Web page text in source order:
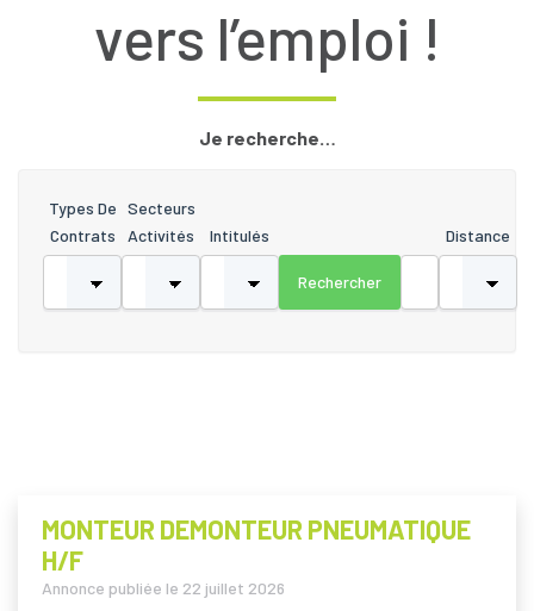
vers l’emploi !
Je recherche…
Distance
Types De
Contrats
Secteurs
Activités
Intitulés
MONTEUR DEMONTEUR PNEUMATIQUE
H/F
Annonce publiée le 22 juillet 2026